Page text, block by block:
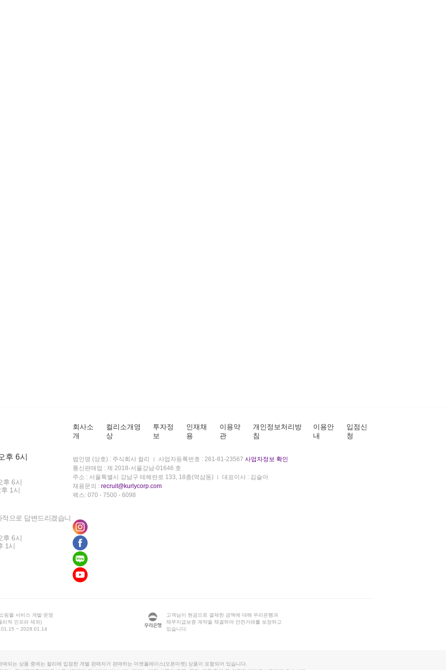
후 6시
후 6시
1시
으로 답변드리겠습니
후 6시
1시
회사소
개
컬리소개영
상
투자정
보
인재채
용
이용약
관
개인정보처리방
침
이용안
내
입점신
청
법인명 (상호) : 주식회사 컬리 사업자등록번호 : 261-81-23567 사업자정보 확인
통신판매업 : 제 2018-서울강남-01646 호
주소 : 서울특별시 강남구 테헤란로 133, 18층(역삼동)
대표이사 : 김슬아
채용문의 : recruit@kurlycorp.com
팩스: 070 - 7500 - 6098
핑몰 서비스 개발·운영
리적 인프라 제외)
~ 2028.01.14
고객님이 현금으로 결제한 금액에 대해 우리은행과
채무지급보증 계약을 체결하여 안전거래를 보장하고
있습니다.
매되는 상품 중에는 컬리에 입점한 개별 판매자가 판매하는 마켓플레이스(오픈마켓) 상품이 포함되어 있습니다.